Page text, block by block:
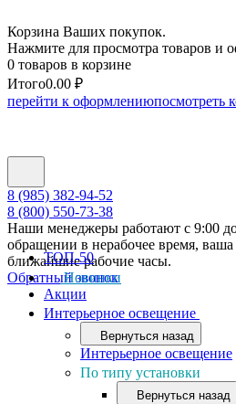
Корзина Ваших покупок.
Нажмите для просмотра товаров и
0 товаров в корзине
Итого0.00 ₽
перейти к оформлениюпосмотреть
8 (985) 382-94-52
8 (800) 550-73-38
Наши менеджеры работают с 9:00
обращении в нерабочее время, ваша
ближайшие рабочие часы.
Обратный звонок
ТОП-50
Новинки
Акции
Интерьерное освещение
Вернуться назад
Интерьерное освещение
По типу установки
Вернуться назад